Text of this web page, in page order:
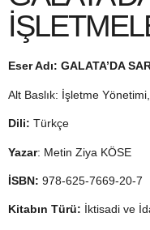
Eser Adı: GALATA’DA
Alt Baslık: İşletme
Dili: Türkçe
Yazar: Metin Ziya KÖSE
İSBN: 978-625-7669-20-7
Kitabın Türü: İktisadi ve